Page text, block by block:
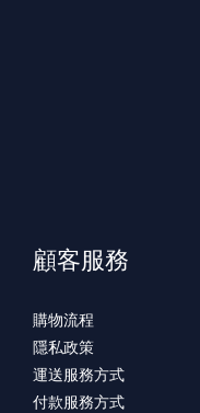
顧客服務
購物流程
隱私政策
運送服務方式
付款服務方式